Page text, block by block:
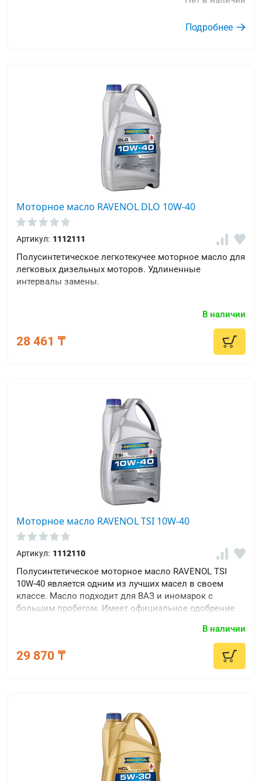
Подробнее
Моторное масло RAVENOL DLO 10W-40
Артикул: 1112111
Полусинтетическое легкотекучее моторное масло для
легковых дизельных моторов. Удлиненные
интервалы замены.
В наличии
28 461 ₸
Моторное масло RAVENOL TSI 10W-40
Артикул: 1112110
Полусинтетическое моторное масло RAVENOL TSI
10W-40 является одним из лучших масел в своем
классе. Масло подходит для ВАЗ и иномарок с
большим пробегом. Имеет официальное одобрение
соответствует требованиям VW 500 00 / 502 00.В наличии
29 870 ₸